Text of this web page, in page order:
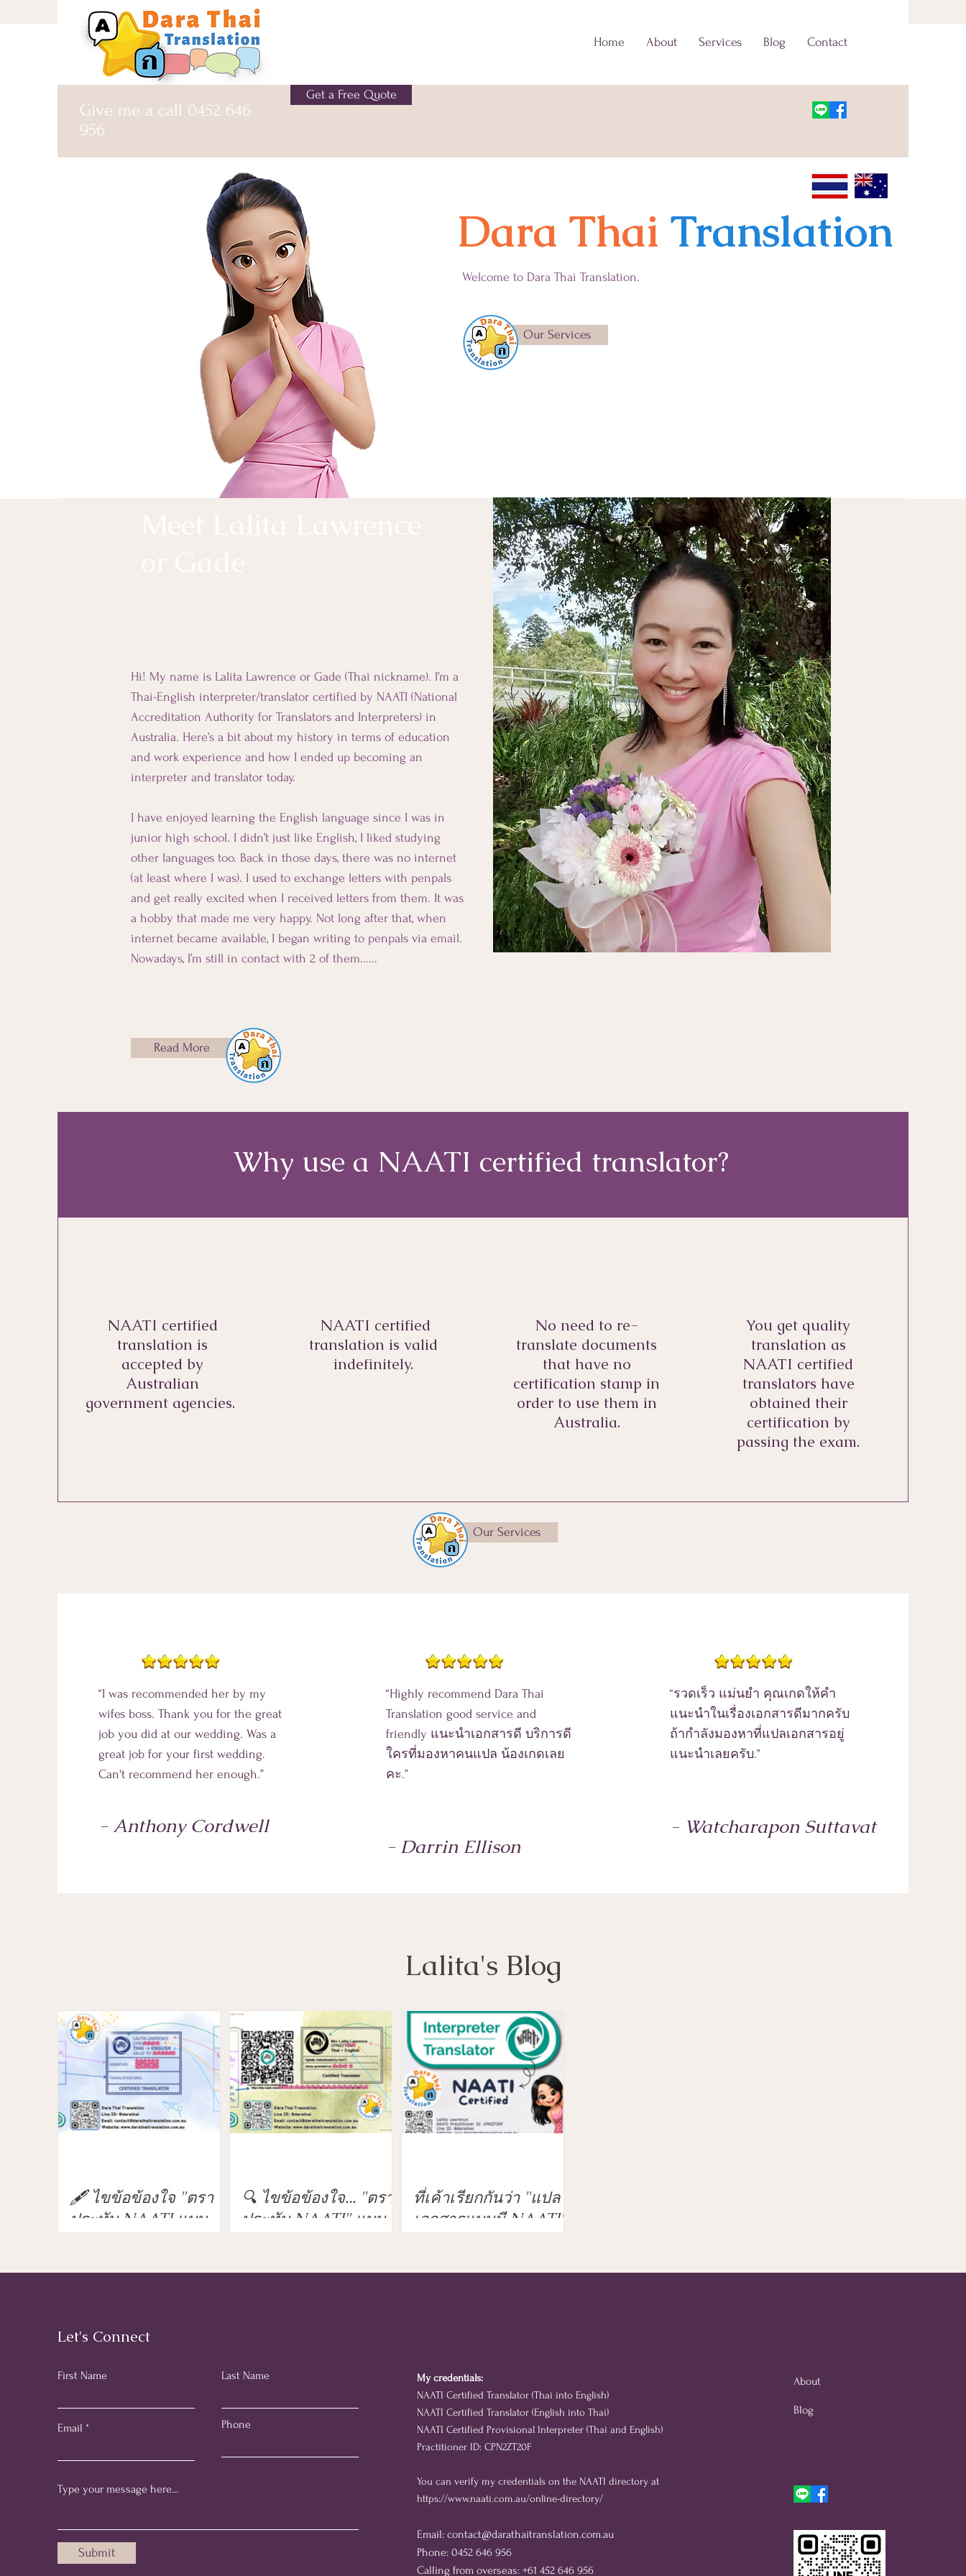
Home About Services Blog Contact
Give me a call 0452 646
956
Get a Free Quote
Dara Thai Translation
Welcome to Dara Thai Translation.
Our Services
Hi! My name is Lalita Lawrence or Gade (Thai nickname). I’m a
Thai-English interpreter/translator certified by NAATI (National
Accreditation Authority for Translators and Interpreters) in
Australia. Here’s a bit about my history in terms of education
and work experience and how I ended up becoming an
interpreter and translator today.
I have enjoyed learning the English language since I was in
junior high school. I didn’t just like English, I liked studying
other languages too. Back in those days, there was no internet
(at least where I was). I used to exchange letters with penpals
and get really excited when I received letters from them. It was
a hobby that made me very happy. Not long after that, when
internet became available, I began writing to penpals via email.
Nowadays, I’m still in contact with 2 of them......
Read More
Why use a NAATI certified translator?
NAATI certified
translation is
accepted by
Australian
government agencies.
NAATI certified
translation is valid
indefinitely.
No need to re-
translate documents
that have no
certification stamp in
order to use them in
Australia.
You get quality
translation as
NAATI certified
translators have
obtained their
certification by
passing the exam.
Our Services
“I was recommended her by my
wifes boss. Thank you for the great
job you did at our wedding. Was a
great job for your first wedding.
Can't recommend her enough.”
- Anthony Cordwell
“Highly recommend Dara Thai
Translation good service and
friendly แนะนำเอกสารดี บริการดี
ใครที่มองหาคนแปล น้องเกดเลย
คะ.”
- Darrin Ellison
“รวดเร็ว แม่นยำ คุณเกดให้คำ
แนะนำในเรื่องเอกสารดีมากครับ
ถ้ากำลังมองหาที่แปลเอกสารอยู่
แนะนำเลยครับ.”
- Watcharapon Suttavat
Lalita's Blog
🖋️ ไขข้อข้องใจ "ตรา
ประทับ NAATI แบบ
🔍 ไขข้อข้องใจ... "ตรา
ประทับ NAATI" แบบ
ที่เค้าเรียกกันว่า "แปล
เอกสารแบบมี NAATI"
Let's Connect
First Name
Email
Last Name
Phone
Submit
My credentials:
NAATI Certified Translator (Thai into English)
NAATI Certified Translator (English into Thai)
NAATI Certified Provisional Interpreter (Thai and English)
Practitioner ID: CPN2ZT20F
You can verify my credentials on the NAATI directory at
https://www.naati.com.au/online-directory/
Email: contact@darathaitranslation.com.au
Phone: 0452 646 956
Calling from overseas: +61 452 646 956
About
Blog